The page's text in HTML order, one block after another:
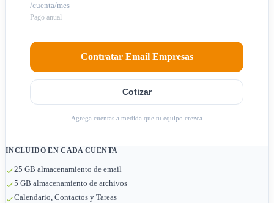
/cuenta/mes
Pago anual
Contratar Email Empresas
Cotizar
Agrega cuentas a medida que tu equipo crezca
INCLUIDO EN CADA CUENTA
25 GB almacenamiento de email
5 GB almacenamiento de archivos
Calendario, Contactos y Tareas